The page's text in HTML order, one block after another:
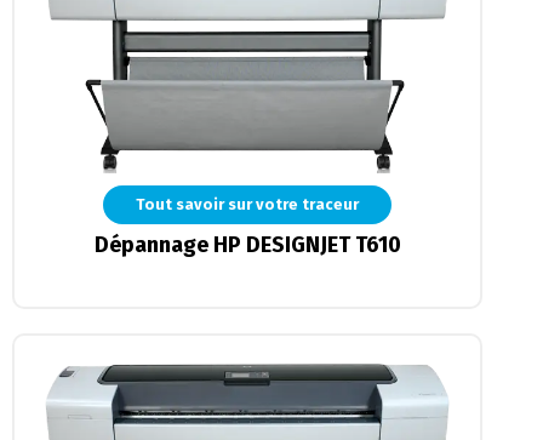
Tout savoir sur votre traceur
Dépannage HP DESIGNJET T610